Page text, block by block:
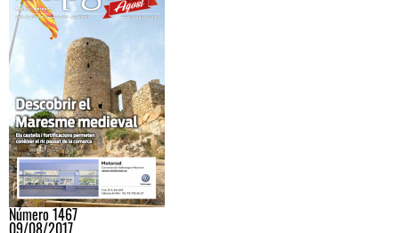
Número 1467
09/08/2017